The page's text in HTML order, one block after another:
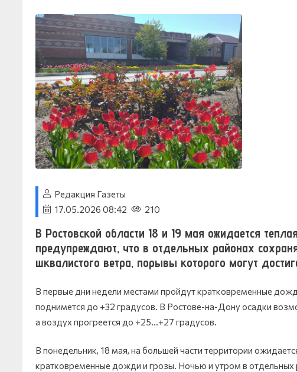
Редакция Газеты
17.05.2026 08:42
210
В Ростовской области 18 и 19 мая ожидается
предупреждают, что в отдельных районах
шквалистого ветра, порывы которого могут
В первые дни недели местами пройдут кратковременные
поднимется до +32 градусов. В Ростове-на-Дону осадки
а воздух прогреется до +25…+27 градусов.
В понедельник, 18 мая, на большей части территории
кратковременные дожди и грозы. Ночью и утром в отдельных